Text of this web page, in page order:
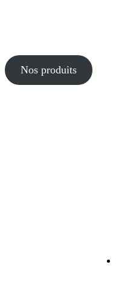
Nos produits